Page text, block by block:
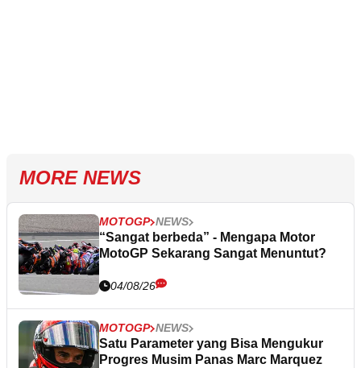
MORE NEWS
MOTOGP NEWS
“Sangat berbeda” - Mengapa Motor
MotoGP Sekarang Sangat Menuntut?
04/08/26
MOTOGP NEWS
Satu Parameter yang Bisa Mengukur
Progres Musim Panas Marc Marquez